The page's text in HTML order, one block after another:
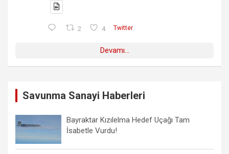
2 4 Twitter
Devamı...
Savunma Sanayi Haberleri
Bayraktar Kızılelma Hedef Uçağı Tam
İsabetle Vurdu!